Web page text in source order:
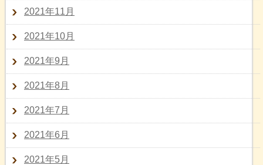
2021年11月
2021年10月
2021年9月
2021年8月
2021年7月
2021年6月
2021年5月